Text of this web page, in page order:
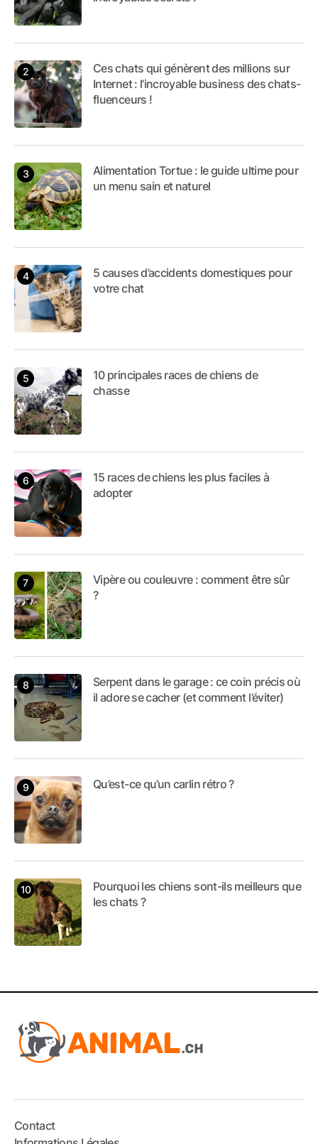
Ces chats qui génèrent des millions sur
Internet : l’incroyable business des chats-
fluenceurs !
Alimentation Tortue : le guide ultime pour
un menu sain et naturel
5 causes d’accidents domestiques pour
votre chat
10 principales races de chiens de
chasse
15 races de chiens les plus faciles à
adopter
Vipère ou couleuvre : comment être sûr
?
Serpent dans le garage : ce coin précis où
il adore se cacher (et comment l’éviter)
Qu’est-ce qu’un carlin rétro ?
Pourquoi les chiens sont-ils meilleurs que
les chats ?
Contact